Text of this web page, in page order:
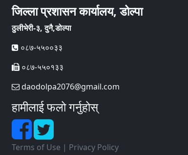
जिल्ला प्रशासन कार्यालय, डोल्पा
ठुलीभेरी-३, दुनै,डोल्पा
०८७-५५००३३
०८७-५५०१३३
daodolpa2076@gmail.com
हामीलाई फलो गर्नुहोस्
Terms of Use | Privacy Policy